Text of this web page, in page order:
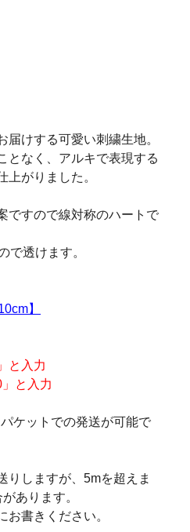
届けする可愛い刺繍生地。
となく、アルキで表現する
上がりました。
ですので線対称のハートで
で透けます。
】
と入力
と入力
ケットでの発送が可能で
りしますが、5mを超えま
あります。
お書きください。